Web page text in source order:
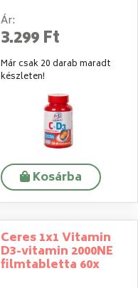
Ár:
3.299 Ft
Már csak 20 darab maradt
készleten!
Kosárba
Ceres 1x1 Vitamin
D3-vitamin 2000NE
filmtabletta 60x